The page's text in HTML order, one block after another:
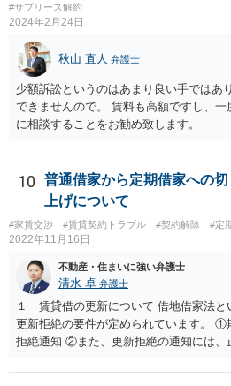
#サブリース解約
2024年2月24日
秋山 直人 弁護士
少額訴訟というのはあまり良い手ではあ
できませんので。 賃料も高額ですし、
に相談することをお勧め致します。
10
普通借家から定期借家への
上げについて
#家賃交渉 #賃貸契約トラブル #契約解除 #定
2022年11月16日
不動産・住まいに強い弁護士
清水 卓 弁護士
１ 賃貸借の更新について 借地借家法と
更新拒絶の要件が定められています。 ①
拒絶通知 ②また、更新拒絶の通知には、
賃借人の建物使用を必要とする事情のほ